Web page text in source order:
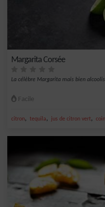
Margarita Corsée
La célèbre Margarita mais bien
Facile
citron, tequila, jus de citron vert,